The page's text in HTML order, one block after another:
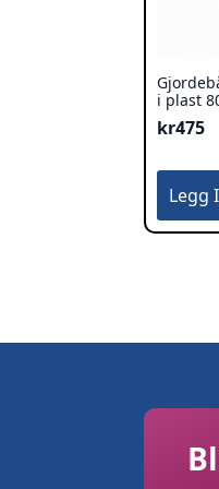
i plast
kr475
Legg